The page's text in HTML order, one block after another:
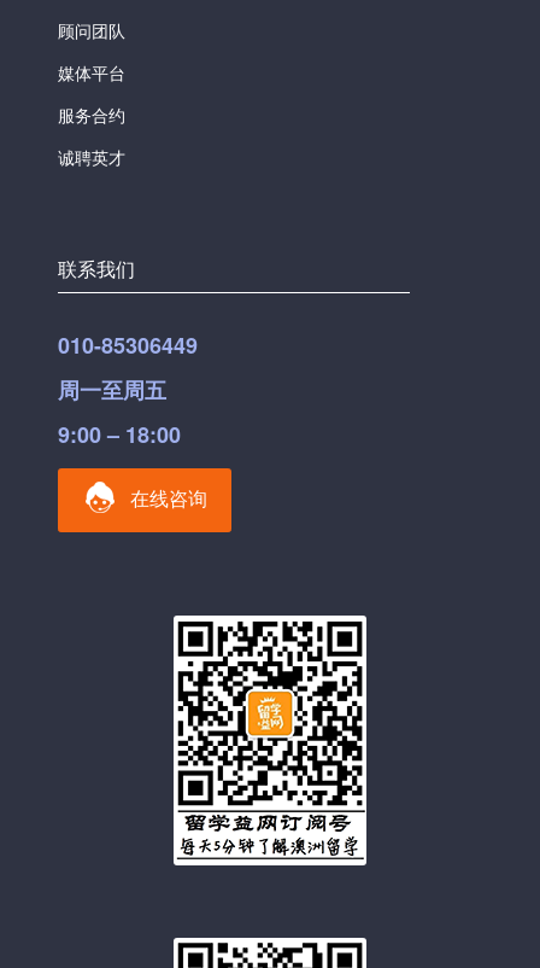
顾问团队
媒体平台
服务合约
诚聘英才
联系我们
010-85306449
周一至周五
9:00 – 18:00
在线咨询